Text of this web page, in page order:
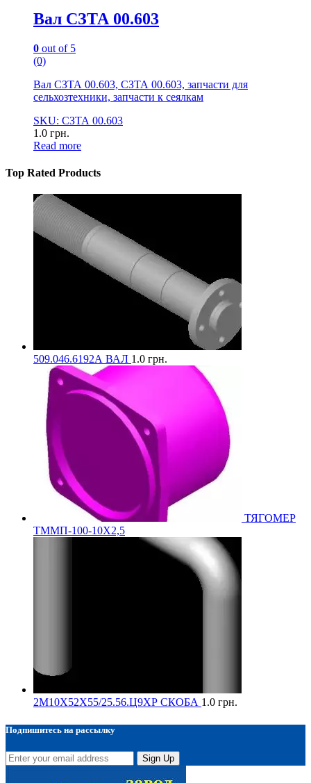
Вал СЗТА 00.603
0 out of 5
(0)
Вал СЗТА 00.603, СЗТА 00.603, запчасти для
сельхозтехники, запчасти к сеялкам
SKU: СЗТА 00.603
1.0 грн.
Read more
Top Rated Products
509.046.6192А ВАЛ 1.0 грн.
ТЯГОМЕР
ТММП-100-10Х2,5
2М10Х52Х55/25.56.Ц9ХР СКОБА 1.0 грн.
Подпишитесь на рассылку
Sign Up